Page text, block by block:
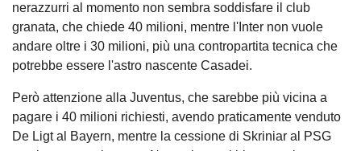
nerazzurri al momento non sembra soddisfare il club
granata, che chiede 40 milioni, mentre l'Inter non vuole
andare oltre i 30 milioni, più una contropartita tecnica che
potrebbe essere l'astro nascente Casadei.
Però attenzione alla Juventus, che sarebbe più vicina a
pagare i 40 milioni richiesti, avendo praticamente venduto
De Ligt al Bayern, mentre la cessione di Skriniar al PSG